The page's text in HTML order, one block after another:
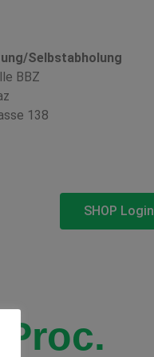
Selbstabholung
BBZ
138
SHOP Login